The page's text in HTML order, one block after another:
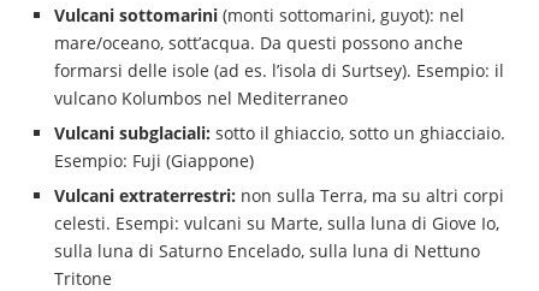
Vulcani sottomarini (monti sottomarini, guyot): nel
mare/oceano, sott’acqua. Da questi possono anche
formarsi delle isole (ad es. l’isola di Surtsey). Esempio: il
vulcano Kolumbos nel Mediterraneo
Vulcani subglaciali: sotto il ghiaccio, sotto un ghiacciaio.
Esempio: Fuji (Giappone)
Vulcani extraterrestri: non sulla Terra, ma su altri corpi
celesti. Esempi: vulcani su Marte, sulla luna di Giove Io,
sulla luna di Saturno Encelado, sulla luna di Nettuno
Tritone